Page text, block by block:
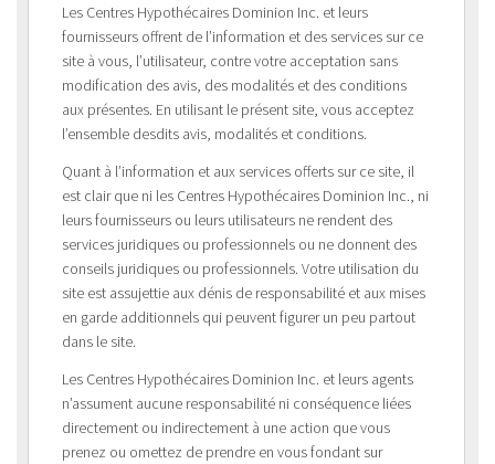
Les Centres Hypothécaires Dominion Inc. et leurs
fournisseurs offrent de l’information et des services sur ce
site à vous, l’utilisateur, contre votre acceptation sans
modification des avis, des modalités et des conditions
aux présentes. En utilisant le présent site, vous acceptez
l’ensemble desdits avis, modalités et conditions.
Quant à l’information et aux services offerts sur ce site, il
est clair que ni les Centres Hypothécaires Dominion Inc., ni
leurs fournisseurs ou leurs utilisateurs ne rendent des
services juridiques ou professionnels ou ne donnent des
conseils juridiques ou professionnels. Votre utilisation du
site est assujettie aux dénis de responsabilité et aux mises
en garde additionnels qui peuvent figurer un peu partout
dans le site.
Les Centres Hypothécaires Dominion Inc. et leurs agents
n’assument aucune responsabilité ni conséquence liées
directement ou indirectement à une action que vous
prenez ou omettez de prendre en vous fondant sur